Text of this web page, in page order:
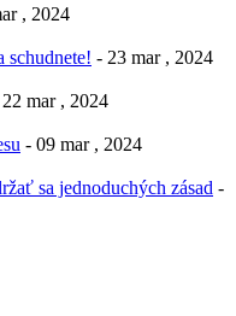
, 2024
schudnete! - 23 mar , 2024
mar , 2024
- 09 mar , 2024
sa jednoduchých zásad -